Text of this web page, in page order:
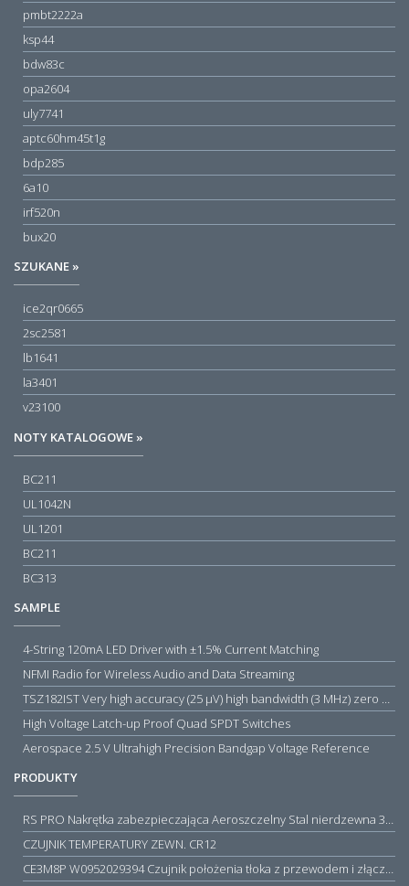
pmbt2222a
ksp44
bdw83c
opa2604
uly7741
aptc60hm45t1g
bdp285
6a10
irf520n
bux20
SZUKANE »
ice2qr0665
2sc2581
lb1641
la3401
v23100
NOTY KATALOGOWE »
BC211
UL1042N
UL1201
BC211
BC313
SAMPLE
4-String 120mA LED Driver with ±1.5% Current Matching
NFMI Radio for Wireless Audio and Data Streaming
TSZ182IST Very high accuracy (25 µV) high bandwidth (3 MHz) zero drift 5 V operational amplifiers
High Voltage Latch-up Proof Quad SPDT Switches
Aerospace 2.5 V Ultrahigh Precision Bandgap Voltage Reference
PRODUKTY
RS PRO Nakrętka zabezpieczająca Aeroszczelny Stal nierdzewna 316 Zwykłe
CZUJNIK TEMPERATURY ZEWN. CR12
CE3M8P W0952029394 Czujnik położenia tłoka z przewodem i złączem M8, PNP NO, 10...30VDC, 100mA, METALWORK, METAL WORK jak MZT1-0